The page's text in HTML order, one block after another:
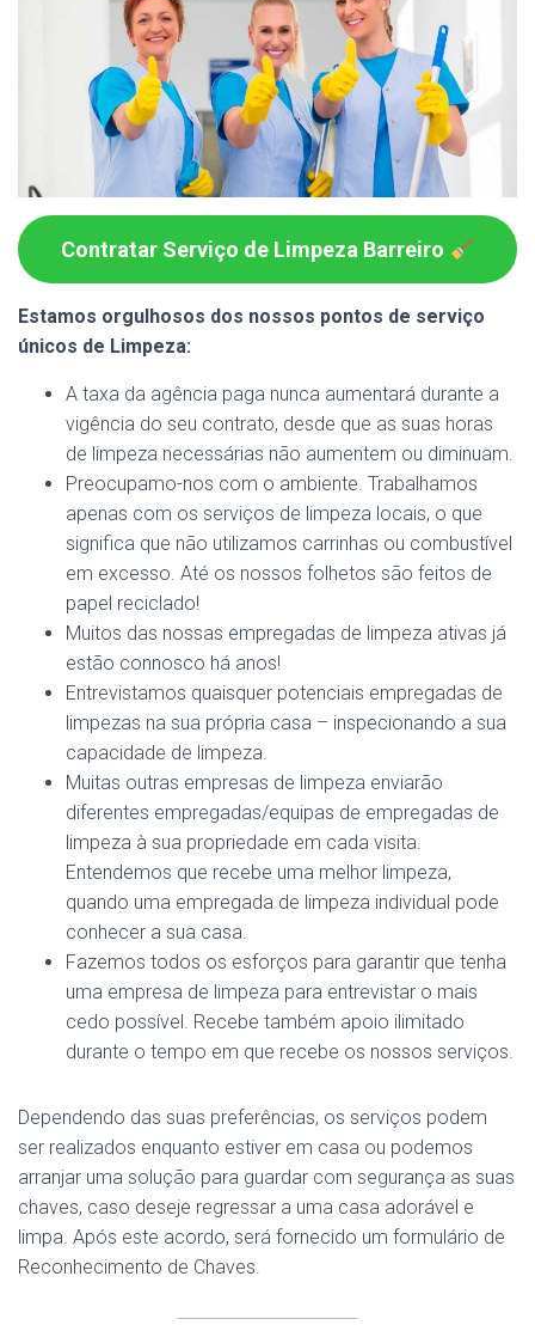
Contratar Serviço de Limpeza Barreiro
Estamos orgulhosos dos nossos pontos de serviço
únicos de Limpeza:
A taxa da agência paga nunca aumentará durante a
vigência do seu contrato, desde que as suas horas
de limpeza necessárias não aumentem ou diminuam.
Preocupamo-nos com o ambiente. Trabalhamos
apenas com os serviços de limpeza locais, o que
significa que não utilizamos carrinhas ou combustível
em excesso. Até os nossos folhetos são feitos de
papel reciclado!
Muitos das nossas empregadas de limpeza ativas já
estão connosco há anos!
Entrevistamos quaisquer potenciais empregadas de
limpezas na sua própria casa – inspecionando a sua
capacidade de limpeza.
Muitas outras empresas de limpeza enviarão
diferentes empregadas/equipas de empregadas de
limpeza à sua propriedade em cada visita.
Entendemos que recebe uma melhor limpeza,
quando uma empregada de limpeza individual pode
conhecer a sua casa.
Fazemos todos os esforços para garantir que tenha
uma empresa de limpeza para entrevistar o mais
cedo possível. Recebe também apoio ilimitado
durante o tempo em que recebe os nossos serviços.
Dependendo das suas preferências, os serviços podem
ser realizados enquanto estiver em casa ou podemos
arranjar uma solução para guardar com segurança as suas
chaves, caso deseje regressar a uma casa adorável e
limpa. Após este acordo, será fornecido um formulário de
Reconhecimento de Chaves.